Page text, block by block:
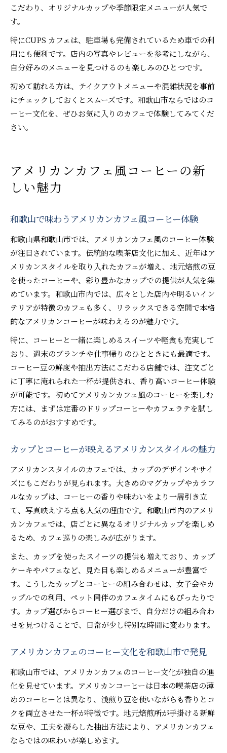
こだわり、オリジナルカップや季節限定メニューが人気で
す。
特にCUPS カフェは、駐車場も完備されているため車での利
用にも便利です。店内の写真やレビューを参考にしながら、
自分好みのメニューを見つけるのも楽しみのひとつです。
初めて訪れる方は、テイクアウトメニューや混雑状況を事前
にチェックしておくとスムーズです。和歌山市ならではのコ
ーヒー文化を、ぜひお気に入りのカフェで体験してみてくだ
さい。
アメリカンカフェ風コーヒーの新
しい魅力
和歌山で味わうアメリカンカフェ風コーヒー体験
和歌山県和歌山市では、アメリカンカフェ風のコーヒー体験
が注目されています。伝統的な喫茶店文化に加え、近年はア
メリカンスタイルを取り入れたカフェが増え、地元焙煎の豆
を使ったコーヒーや、彩り豊かなカップでの提供が人気を集
めています。和歌山市内では、広々とした店内や明るいイン
テリアが特徴のカフェも多く、リラックスできる空間で本格
的なアメリカンコーヒーが味わえるのが魅力です。
特に、コーヒーと一緒に楽しめるスイーツや軽食も充実して
おり、週末のブランチや仕事帰りのひとときにも最適です。
コーヒー豆の鮮度や抽出方法にこだわる店舗では、注文ごと
に丁寧に淹れられた一杯が提供され、香り高いコーヒー体験
が可能です。初めてアメリカンカフェ風のコーヒーを楽しむ
方には、まずは定番のドリップコーヒーやカフェラテを試し
てみるのがおすすめです。
カップとコーヒーが映えるアメリカンスタイルの魅力
アメリカンスタイルのカフェでは、カップのデザインやサイ
ズにもこだわりが見られます。大きめのマグカップやカラフ
ルなカップは、コーヒーの香りや味わいをより一層引き立
て、写真映えする点も人気の理由です。和歌山市内のアメリ
カンカフェでは、店ごとに異なるオリジナルカップを楽しめ
るため、カフェ巡りの楽しみが広がります。
また、カップを使ったスイーツの提供も増えており、カップ
ケーキやパフェなど、見た目も楽しめるメニューが豊富で
す。こうしたカップとコーヒーの組み合わせは、女子会やカ
ップルでの利用、ペット同伴のカフェタイムにもぴったりで
す。カップ選びからコーヒー選びまで、自分だけの組み合わ
せを見つけることで、日常が少し特別な時間に変わります。
アメリカンカフェのコーヒー文化を和歌山市で発見
和歌山市では、アメリカンカフェのコーヒー文化が独自の進
化を見せています。アメリカンコーヒーは日本の喫茶店の薄
めのコーヒーとは異なり、浅煎り豆を使いながらも香りとコ
クを両立させた一杯が特徴です。地元焙煎所が手掛ける新鮮
な豆や、工夫を凝らした抽出方法により、アメリカンカフェ
ならではの味わいが楽しめます。